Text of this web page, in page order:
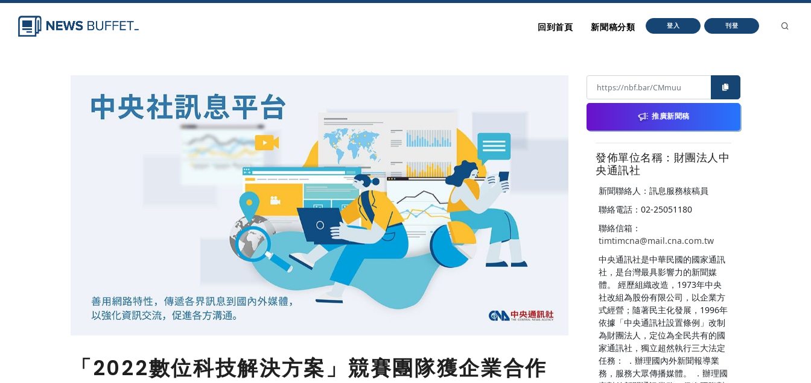
回到首頁 新聞稿分類 登入 刊登
「2022數位科技解決方案」競賽團隊獲企業合作
推廣新聞稿
發佈單位名稱：財團法人中
央通訊社
新聞聯絡人：訊息服務核稿員
聯絡電話：02-25051180
聯絡信箱：
timtimcna@mail.cna.com.tw
中央通訊社是中華民國的國家通訊
社，是台灣最具影響力的新聞媒
體。 經歷組織改造，1973年中央
社改組為股份有限公司，以企業方
式經營；隨著民主化發展，1996年
依據「中央通訊社設置條例」改制
為財團法人，定位為全民共有的國
家通訊社，獨立超然執行三大法定
任務： ．辦理國內外新聞報導業
務，服務大眾傳播媒體。 ．辦理國